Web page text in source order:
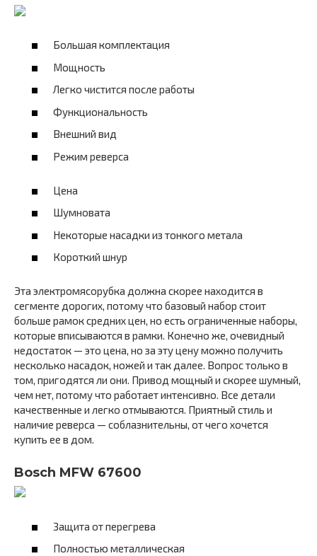
Большая комплектация
Мощность
Легко чистится после работы
Функциональность
Внешний вид
Режим реверса
Цена
Шумновата
Некоторые насадки из тонкого метала
Короткий шнур
Эта электромясорубка должна скорее находится в
сегменте дорогих, потому что базовый набор стоит
больше рамок средних цен, но есть ограниченные наборы,
которые вписываются в рамки. Конечно же, очевидный
недостаток — это цена, но за эту цену можно получить
несколько насадок, ножей и так далее. Вопрос только в
том, пригодятся ли они. Привод мощный и скорее шумный,
чем нет, потому что работает интенсивно. Все детали
качественные и легко отмываются. Приятный стиль и
наличие реверса — соблазнительны, от чего хочется
купить ее в дом.
Bosch MFW 67600
Защита от перегрева
Полностью металлическая